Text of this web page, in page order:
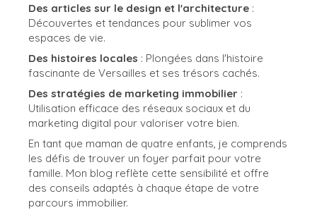
Des articles sur le design et l'architecture :
Découvertes et tendances pour sublimer vos
espaces de vie.
Des histoires locales : Plongées dans l'histoire
fascinante de Versailles et ses trésors cachés.
Des stratégies de marketing immobilier :
Utilisation efficace des réseaux sociaux et du
marketing digital pour valoriser votre bien.
En tant que maman de quatre enfants, je comprends
les défis de trouver un foyer parfait pour votre
famille. Mon blog reflète cette sensibilité et offre
des conseils adaptés à chaque étape de votre
parcours immobilier.